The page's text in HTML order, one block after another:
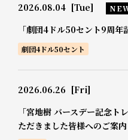
2026.08.04 [Tue]
「劇団4ドル50セント9周年
劇団4ドル50セント
2026.06.26 [Fri]
「宮地樹 バースデー記念ト
ただきました皆様へのご案内